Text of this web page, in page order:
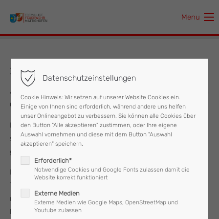
Der Eintrag "offcanvas-col1" existiert leider nicht.
Der Eintrag "offcanvas-col3" existiert leider nicht.
Der Eintrag "offcanvas-col4" existiert leider nicht.
Menu
28.05.2026 Ölspur/Ölaustritt
Am 28.02. wurde die FF Mattighofen um 19:39 Uhr zu einem
Ölaustritt alarmiert.
Ein LKW beschädigte beim Einparken einen Reifen sowie
seinen Dieseltank, wodurch Diesel in die Kanalisation
gelangte.
Die Einsatzkräfte der Feuerwehr fingen den austretenden
Treibstoff auf, banden ausgelaufenen Kraftstoff und spülten
nach Anordnung der zuständigen Behörden den
betroffenen Kanalbereich.
Datenschutzeinstellungen
Cookie Hinweis: Wir setzen auf unserer Website Cookies ein.
Einige von Ihnen sind erforderlich, während andere uns helfen
unser Onlineangebot zu verbessern. Sie können alle Cookies über
den Button "Alle akzeptieren" zustimmen, oder Ihre eigene
Auswahl vornehmen und diese mit dem Button "Auswahl
akzeptieren" speichern.
Erforderlich*
Notwendige Cookies und Google Fonts zulassen damit die
Website korrekt funktioniert
Externe Medien
Externe Medien wie Google Maps, OpenStreetMap und
Youtube zulassen